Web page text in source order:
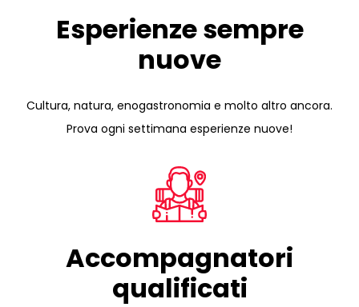
Esperienze sempre
nuove
Cultura, natura, enogastronomia e molto altro ancora.
Prova ogni settimana esperienze nuove!
Accompagnatori
qualificati